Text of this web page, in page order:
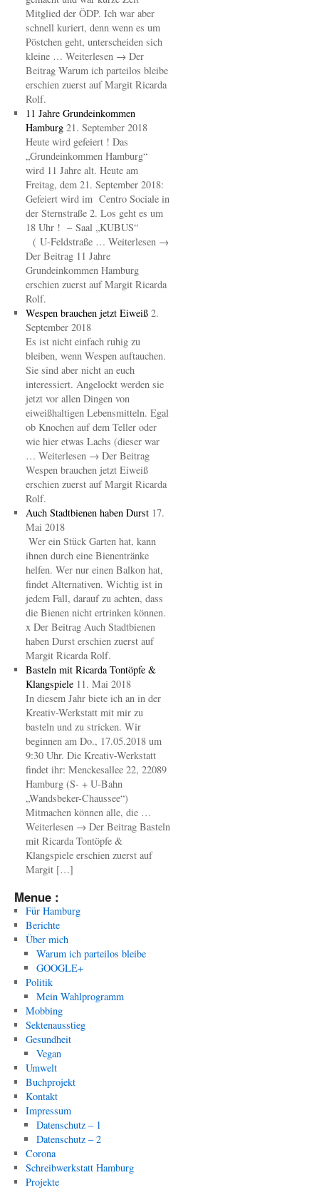
Mitglied der ÖDP. Ich war aber
schnell kuriert, denn wenn es um
Pöstchen geht, unterscheiden sich
kleine … Weiterlesen → Der
Beitrag Warum ich parteilos bleibe
erschien zuerst auf Margit Ricarda
Rolf.
11 Jahre Grundeinkommen
Hamburg 21. September 2018
Heute wird gefeiert ! Das
„Grundeinkommen Hamburg“
wird 11 Jahre alt. Heute am
Freitag, dem 21. September 2018:
Gefeiert wird im Centro Sociale in
der Sternstraße 2. Los geht es um
18 Uhr ! – Saal „KUBUS“
( U-Feldstraße … Weiterlesen →
Der Beitrag 11 Jahre
Grundeinkommen Hamburg
erschien zuerst auf Margit Ricarda
Rolf.
Wespen brauchen jetzt Eiweiß 2.
September 2018
Es ist nicht einfach ruhig zu
bleiben, wenn Wespen auftauchen.
Sie sind aber nicht an euch
interessiert. Angelockt werden sie
jetzt vor allen Dingen von
eiweißhaltigen Lebensmitteln. Egal
ob Knochen auf dem Teller oder
wie hier etwas Lachs (dieser war
… Weiterlesen → Der Beitrag
Wespen brauchen jetzt Eiweiß
erschien zuerst auf Margit Ricarda
Rolf.
Auch Stadtbienen haben Durst 17.
Mai 2018
Wer ein Stück Garten hat, kann
ihnen durch eine Bienentränke
helfen. Wer nur einen Balkon hat,
findet Alternativen. Wichtig ist in
jedem Fall, darauf zu achten, dass
die Bienen nicht ertrinken können.
x Der Beitrag Auch Stadtbienen
haben Durst erschien zuerst auf
Margit Ricarda Rolf.
Basteln mit Ricarda Tontöpfe &
Klangspiele 11. Mai 2018
In diesem Jahr biete ich an in der
Kreativ-Werkstatt mit mir zu
basteln und zu stricken. Wir
beginnen am Do., 17.05.2018 um
9:30 Uhr. Die Kreativ-Werkstatt
findet ihr: Menckesallee 22, 22089
Hamburg (S- + U-Bahn
„Wandsbeker-Chaussee“)
Mitmachen können alle, die …
Weiterlesen → Der Beitrag Basteln
mit Ricarda Tontöpfe &
Klangspiele erschien zuerst auf
Margit […]
Menue :
Für Hamburg
Berichte
Über mich
Warum ich parteilos bleibe
GOOGLE+
Politik
Mein Wahlprogramm
Mobbing
Sektenausstieg
Gesundheit
Vegan
Umwelt
Buchprojekt
Kontakt
Impressum
Datenschutz – 1
Datenschutz – 2
Corona
Schreibwerkstatt Hamburg
Projekte